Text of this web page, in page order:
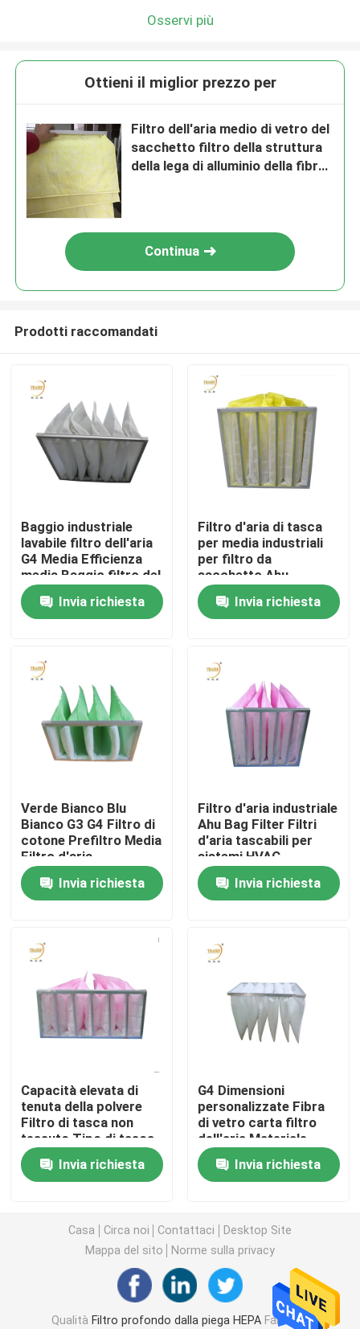
Prodotti
Video
Giro della fabbrica
Controllo di qualità
Richieda una citazione
Filtro profondo dalla piega HEPA
Unità di FFU
Filtro dell'aria della cabina della pittura
Filtro dell'aria di HEPA
Filtro dell'aria di HVAC
Filtro ad alta temperatura da HEPA
Filtro dalla Banca di V
Osservi più
Ottieni il miglior prezzo per
Filtro dell'aria medio di vetro del
sacchetto filtro della struttura
della lega di alluminio della fibra
Continua
Prodotti raccomandati
Baggio industriale
lavabile filtro dell'aria
G4 Media Efficienza
media Baggio filtro del
condizionatore d'aria
tascabile per sistema
HVAC
Invia richiesta
Filtro d'aria di tasca
per media industriali
per filtro da
sacchetto Ahu
Invia richiesta
Verde Bianco Blu
Bianco G3 G4 Filtro di
cotone Prefiltro Media
Filtro d'aria
Invia richiesta
Filtro d'aria industriale
Ahu Bag Filter Filtri
d'aria tascabili per
sistemi HVAC
Invia richiesta
Capacità elevata di
tenuta della polvere
Filtro di tasca non
tessuto Tipo di tasca
elettrostatica
Invia richiesta
G4 Dimensioni
personalizzate Fibra
di vetro carta filtro
dell'aria Materiale
sacchetto filtro
tascabile per
smaltitore
Invia richiesta
Casa Circa noi Contattaci
Desktop Site
Mappa del sito
Norme sulla privacy
Qualità Filtro profondo dalla piega HEPAFabbrica